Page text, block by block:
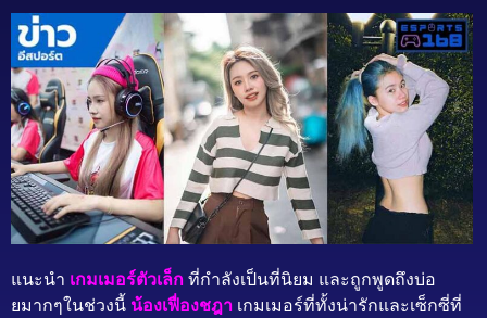
แนะนำ เกมเมอร์ตัวเล็กที่กำลังเป็นที่นิยม และถูกพูดถึงบ่อ
ยมากๆในช่วงนี้ น้องเฟื่องชฎา เกมเมอร์ที่ทั้งน่ารักและเซ็กซี่ที่